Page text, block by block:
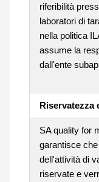
riferibilità
laboratori di
nella politica
assume la
dall'ente
Riservatezza
SA quality for
garantisce
dell'attività di
riservate e